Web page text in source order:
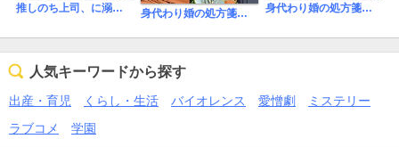
推しのち上司、に溺愛されて【タテヨミ】 身代わり婚の処方箋～製薬王は孤独な花嫁を溺愛する【コミックス版】 身代わり婚の処方箋～製薬王は孤独な花嫁を溺愛する
人気キーワードから探す
出産・育児 くらし・生活 バイオレンス 愛憎劇
ミステリー
ラブコメ
学園